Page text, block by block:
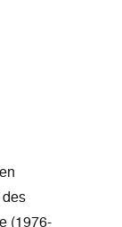
(1976-